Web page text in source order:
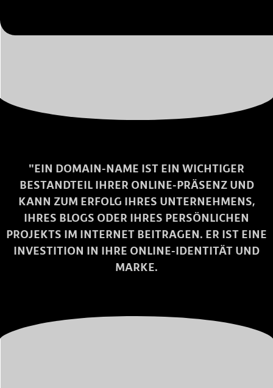
"EIN DOMAIN-NAME IST EIN WICHTIGER
BESTANDTEIL IHRER ONLINE-PRÄSENZ UND
KANN ZUM ERFOLG IHRES UNTERNEHMENS,
IHRES BLOGS ODER IHRES PERSÖNLICHEN
PROJEKTS IM INTERNET BEITRAGEN. ER IST EINE
INVESTITION IN IHRE ONLINE-IDENTITÄT UND
MARKE.